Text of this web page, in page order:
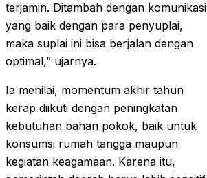
terjamin. Ditambah dengan komunikasi
yang baik dengan para penyuplai,
maka suplai ini bisa berjalan dengan
optimal,” ujarnya.
Ia menilai, momentum akhir tahun
kerap diikuti dengan peningkatan
kebutuhan bahan pokok, baik untuk
konsumsi rumah tangga maupun
kegiatan keagamaan. Karena itu,